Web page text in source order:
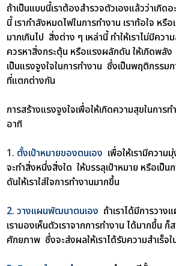
ถ้าเป็นแบบนี้เราต้องสำรวจตัวเองแล้วว่าเกิดอ
นี้ เรากำลังหมดไฟในการทำงาน เราท้อใจ หรื
มากเกินไป สิ่งต่าง ๆ เหล่านี้ ทำให้เราไม่มีควา
ควรหาสิ่งกระตุ้น หรือแรงผลักดัน ให้เกิดพลัง
เป็นแรงจูงใจในการทำงาน ซึ่งเป็นพฤติกรรม
ที่แตกต่างกัน
การสร้างแรงจูงใจเพื่อให้เกิดความสุขในการ
อาทิ
1. ตั้งเป้าหมายของตนเอง เพื่อให้เรามีควา
จะทำสิ่งหนึ่งสิ่งใด ให้บรรลุเป้าหมาย หรือเป็น
ดันให้เราใส่ใจการทำงานมากขึ้น
2. วางแผนพัฒนาตนเอง ถ้าเราได้มีการวาง
เรามองเห็นตัวเราจากการทำงาน ได้มากขึ้น
ศักยภาพ ซึ่งจะส่งผลให้เราได้รับความสำเร็จใ